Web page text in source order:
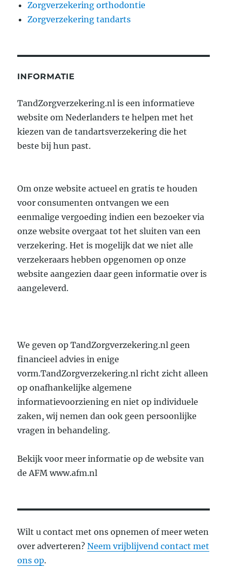
Zorgverzekering orthodontie
Zorgverzekering tandarts
INFORMATIE
TandZorgverzekering.nl is een informatieve
website om Nederlanders te helpen met het
kiezen van de tandartsverzekering die het
beste bij hun past.
Om onze website actueel en gratis te houden
voor consumenten ontvangen we een
eenmalige vergoeding indien een bezoeker via
onze website overgaat tot het sluiten van een
verzekering. Het is mogelijk dat we niet alle
verzekeraars hebben opgenomen op onze
website aangezien daar geen informatie over is
aangeleverd.
We geven op TandZorgverzekering.nl geen
financieel advies in enige
vorm.TandZorgverzekering.nl richt zicht alleen
op onafhankelijke algemene
informatievoorziening en niet op individuele
zaken, wij nemen dan ook geen persoonlijke
vragen in behandeling.
Bekijk voor meer informatie op de website van
de AFM www.afm.nl
Wilt u contact met ons opnemen of meer weten
over adverteren?Neem vrijblijvend contact met
ons op.